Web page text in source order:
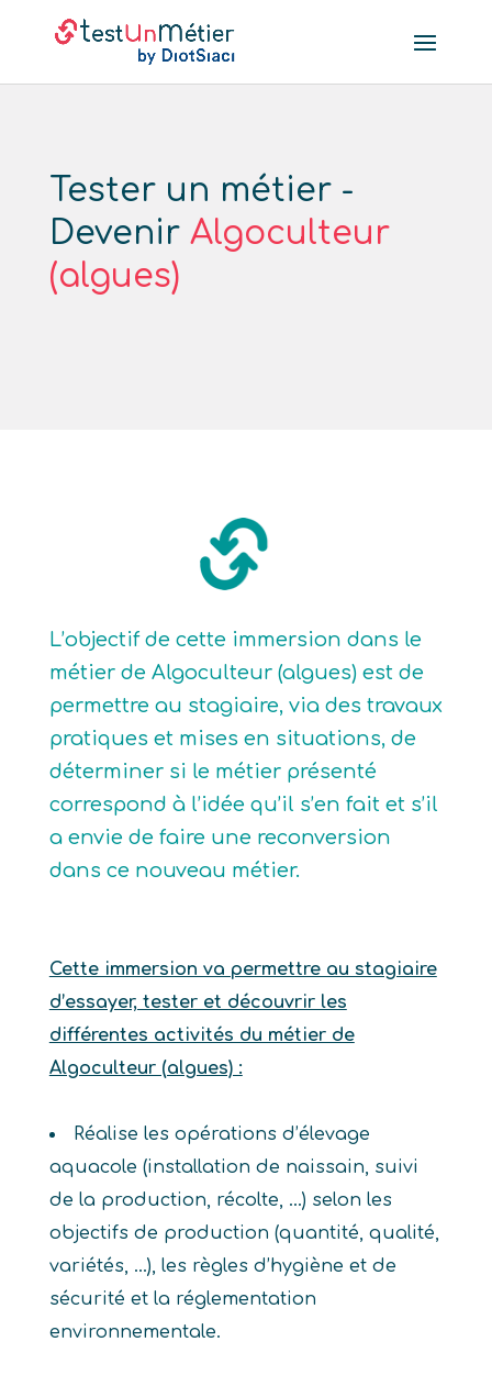
Tester un métier -
Devenir Algoculteur
(algues)
L’objectif de cette immersion dans le
métier de Algoculteur (algues) est de
permettre au stagiaire, via des travaux
pratiques et mises en situations, de
déterminer si le métier présenté
correspond à l’idée qu’il s’en fait et s’il
a envie de faire une reconversion
dans ce nouveau métier.
Cette immersion va permettre au stagiaire
d’essayer, tester et découvrir les
différentes activités du métier de
Algoculteur (algues) :
Réalise les opérations d’élevage
aquacole (installation de naissain, suivi
de la production, récolte, …) selon les
objectifs de production (quantité, qualité,
variétés, …), les règles d’hygiène et de
sécurité et la réglementation
environnementale.